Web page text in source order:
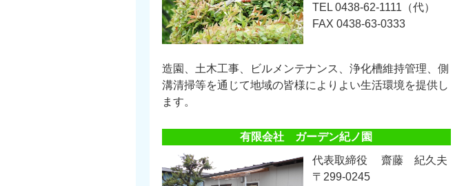
TEL 0438-62-1111（代）
FAX 0438-63-0333
造園、土木工事、ビルメンテナンス、浄化槽維持管理、側
溝清掃等を通じて地域の皆様によりよい生活環境を提供し
ます。
有限会社 ガーデン紀ノ園
代表取締役 齋藤 紀久夫
〒299-0245